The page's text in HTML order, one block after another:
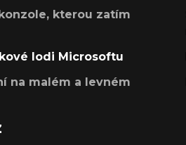
kterou zatím
lodi Microsoftu
na malém a levném